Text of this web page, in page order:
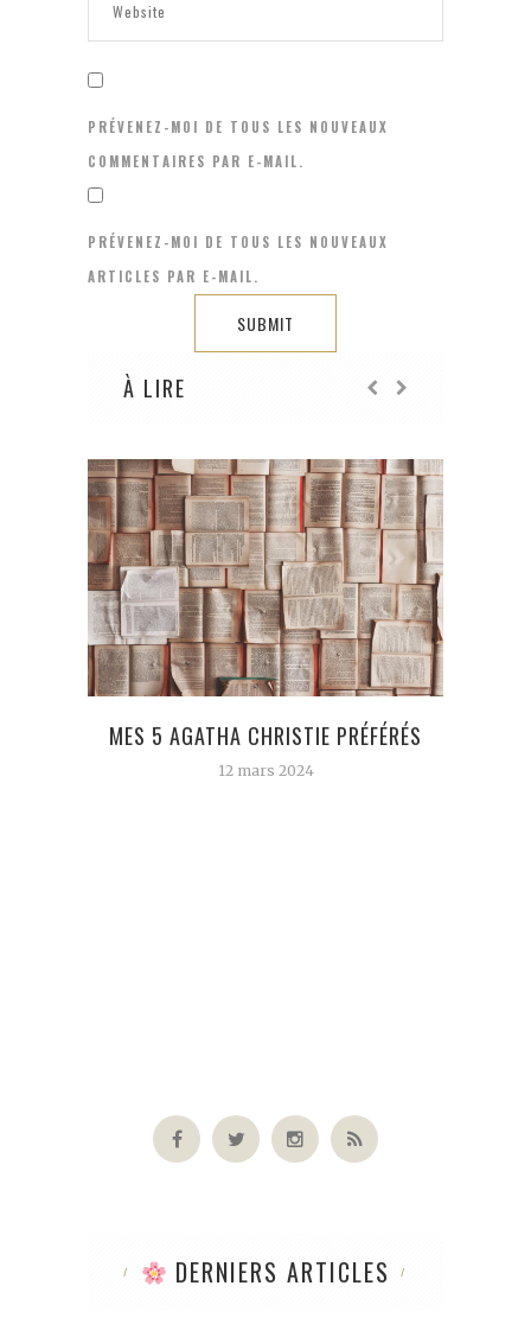
PRÉVENEZ-MOI DE TOUS LES NOUVEAUX
COMMENTAIRES PAR E-MAIL.
PRÉVENEZ-MOI DE TOUS LES NOUVEAUX
ARTICLES PAR E-MAIL.
À LIRE
MES 5 AGATHA CHRISTIE PRÉFÉRÉS
12 mars 2024
DERNIERS ARTICLES